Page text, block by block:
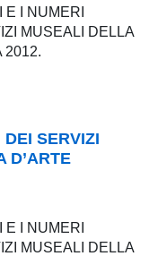
E I NUMERI
MUSEALI DELLA
2012.
DEI SERVIZI
D’ARTE
E I NUMERI
MUSEALI DELLA